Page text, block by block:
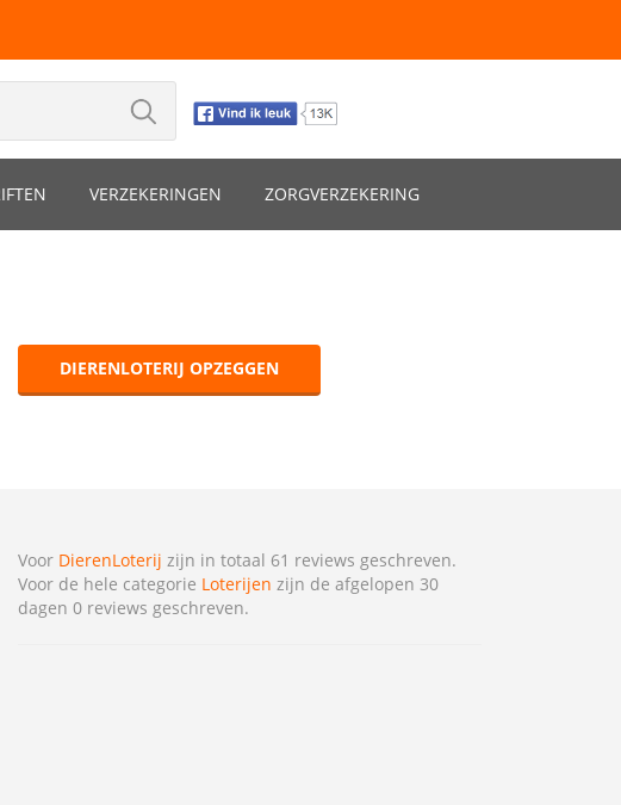
VERZEKERINGEN ZORGVERZEKERING
DIERENLOTERIJ OPZEGGEN
Voor DierenLoterij zijn in totaal 61 reviews geschreven.
Voor de hele categorie Loterijen zijn de afgelopen 30
dagen 0 reviews geschreven.